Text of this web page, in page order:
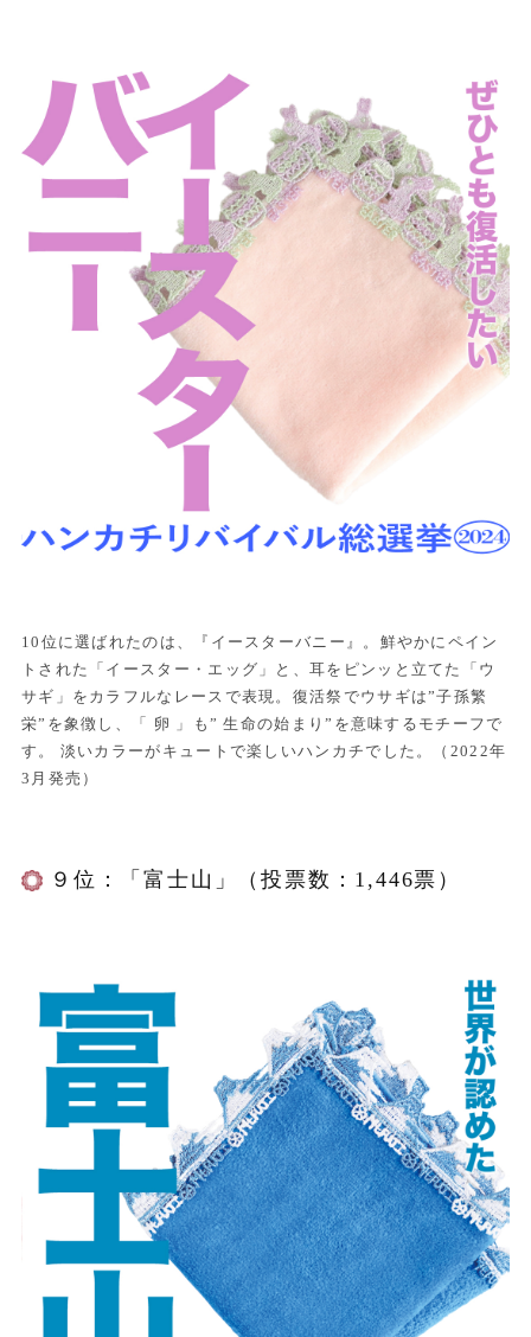
10位に選ばれたのは、『イースターバニー』。鮮やかにペイン
トされた「イースター・エッグ」と、耳をピンッと立てた「ウ
サギ」をカラフルなレースで表現。復活祭でウサギは”子孫繁
栄”を象徴し、「 卵 」も” 生命の始まり”を意味するモチーフで
す。 淡いカラーがキュートで楽しいハンカチでした。（2022年
3月発売）
９位：「富士山」（投票数：1,446票）